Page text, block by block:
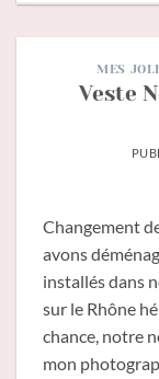
MES
Veste
Changement
avons
installés dans
sur le Rhône
chance, notre
mon